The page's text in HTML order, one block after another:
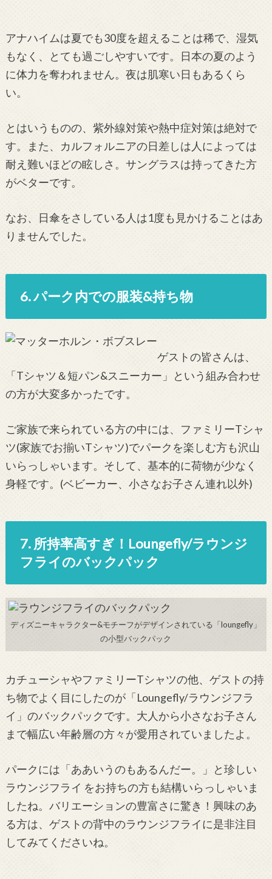
アナハイムは夏でも30度を超えることは稀で、湿気
もなく、とても過ごしやすいです。日本の夏のよう
に体力を奪われません。夜は肌寒い日もあるくら
い。
とはいうものの、紫外線対策や熱中症対策は絶対で
す。また、カルフォルニアの日差しは人によっては
耐え難いほどの眩しさ。サングラスは持ってきた方
がベターです。
なお、日傘をさしている人は1度も見かけることはあ
りませんでした。
6. パーク内での服装&持ち物
ゲストの皆さんは、
「Tシャツ＆短パン&スニーカー」という組み合わせ
の方が大変多かったです。
ご家族で来られている方の中には、ファミリーTシャ
ツ(家族でお揃いTシャツ)でパークを楽しむ方も沢山
いらっしゃいます。そして、基本的に荷物が少なく
身軽です。(ベビーカー、小さなお子さん連れ以外)
7. 所持率高すぎ！Loungefly/ラウンジ
フライのバックパック
ディズニーキャラクター&モチーフがデザインされている「loungefly」
の小型バックパック
カチューシャやファミリーTシャツの他、ゲストの持
ち物でよく目にしたのが「Loungefly/ラウンジフラ
イ」のバックパックです。大人から小さなお子さん
まで幅広い年齢層の方々が愛用されていましたよ。
パークには「ああいうのもあるんだー。」と珍しい
ラウンジフライ をお持ちの方も結構いらっしゃいま
したね。バリエーションの豊富さに驚き！興味のあ
る方は、ゲストの背中のラウンジフライに是非注目
してみてくださいね。